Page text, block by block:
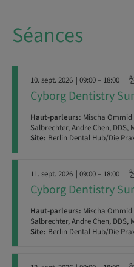
Séances
10. sept. 2026 | 09:00 – 18:00
Cyborg Dentistry
Haut-parleurs: Mischa Ommid
Salbrechter, Andre Chen, DDS,
Site: Berlin Dental Hub/Die
11. sept. 2026 | 09:00 – 18:00
Cyborg Dentistry
Haut-parleurs: Mischa Ommid
Salbrechter, Andre Chen, DDS,
Site: Berlin Dental Hub/Die